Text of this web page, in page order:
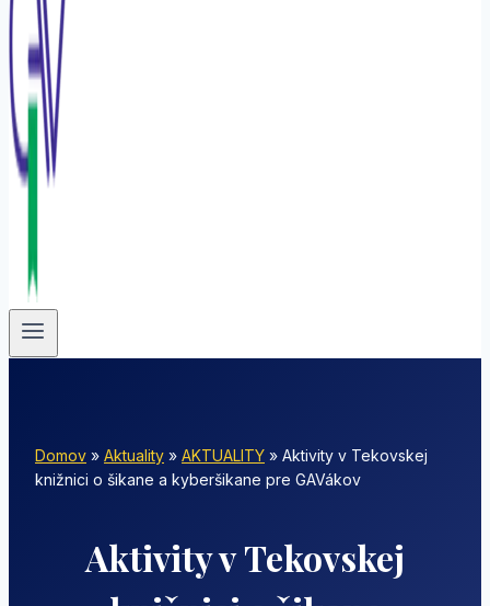
Domov » Aktuality » AKTUALITY » Aktivity v Tekovskej
knižnici o šikane a kyberšikane pre GAVákov
Aktivity v Tekovskej